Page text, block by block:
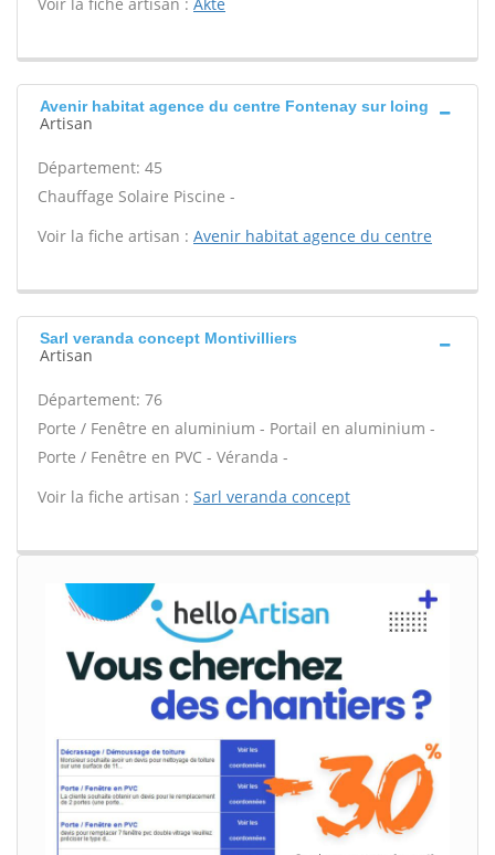
Avenir habitat agence du centre Fontenay sur loing
Artisan
Département: 45
Chauffage Solaire Piscine -
Voir la fiche artisan : Avenir habitat agence du centre
Sarl veranda concept Montivilliers
Artisan
Département: 76
Porte / Fenêtre en aluminium - Portail en aluminium -
Porte / Fenêtre en PVC - Véranda -
Voir la fiche artisan : Sarl veranda concept